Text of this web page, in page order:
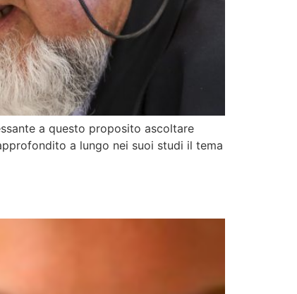
a questo proposito ascoltare
a lungo nei suoi studi il tema